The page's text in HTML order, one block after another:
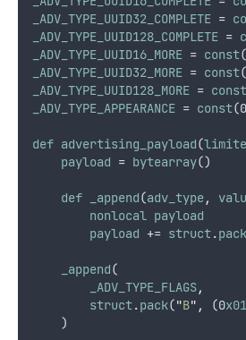
_ADV_TYPE_UUID32_COMPLETE =
_ADV_TYPE_UUID128_COMPLETE =
_ADV_TYPE_UUID16_MORE = const
_ADV_TYPE_UUID32_MORE = const
_ADV_TYPE_UUID128_MORE = const
_ADV_TYPE_APPEARANCE = const(0
def advertising_payload(
payload = bytearray()
def _append(adv_type,
nonlocal payload
payload += struct.pack
_append(
_ADV_TYPE_FLAGS,
struct.pack("B" , (0x01
    )